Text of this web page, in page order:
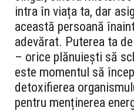
intra în viața ta, dar
această persoană
adevărat. Puterea ta
– orice plănuiești să
este momentul să
detoxifierea
pentru menținerea